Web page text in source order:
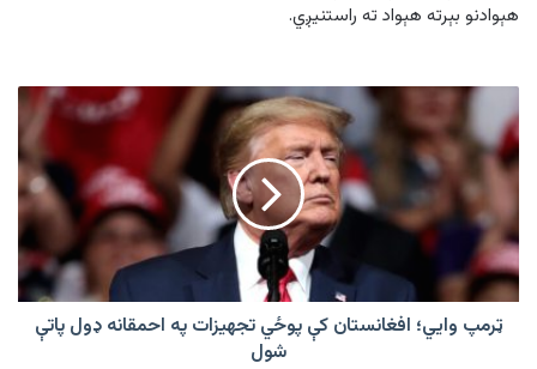
هېوادنو بېرته هېواد ته راستنیږي.
ټرمپ
وايي؛
افغانستان
کې
تجهیزات
په
احمقانه
ډول
پاتېټرمپ وايي؛ افغانستان کې پوځي تجهیزات په احمقانه ډول پاتې
شول